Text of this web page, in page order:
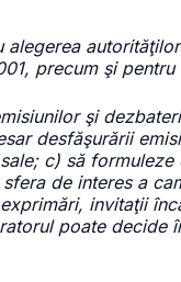
alegerea
precum şi
şi
desfăşurării
c) să
de interes a
invitaţii
poate decide